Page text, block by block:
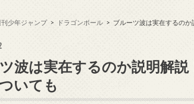
刊少年ジャンプ ドラゴンボール ブルーツ波は実在するの
波は実在するのか説明解
いても